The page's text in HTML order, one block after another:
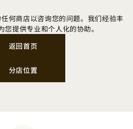
何商店以咨询您的问题。我们经验丰
您提供专业和个人化的协助。
返回首页
分店位置